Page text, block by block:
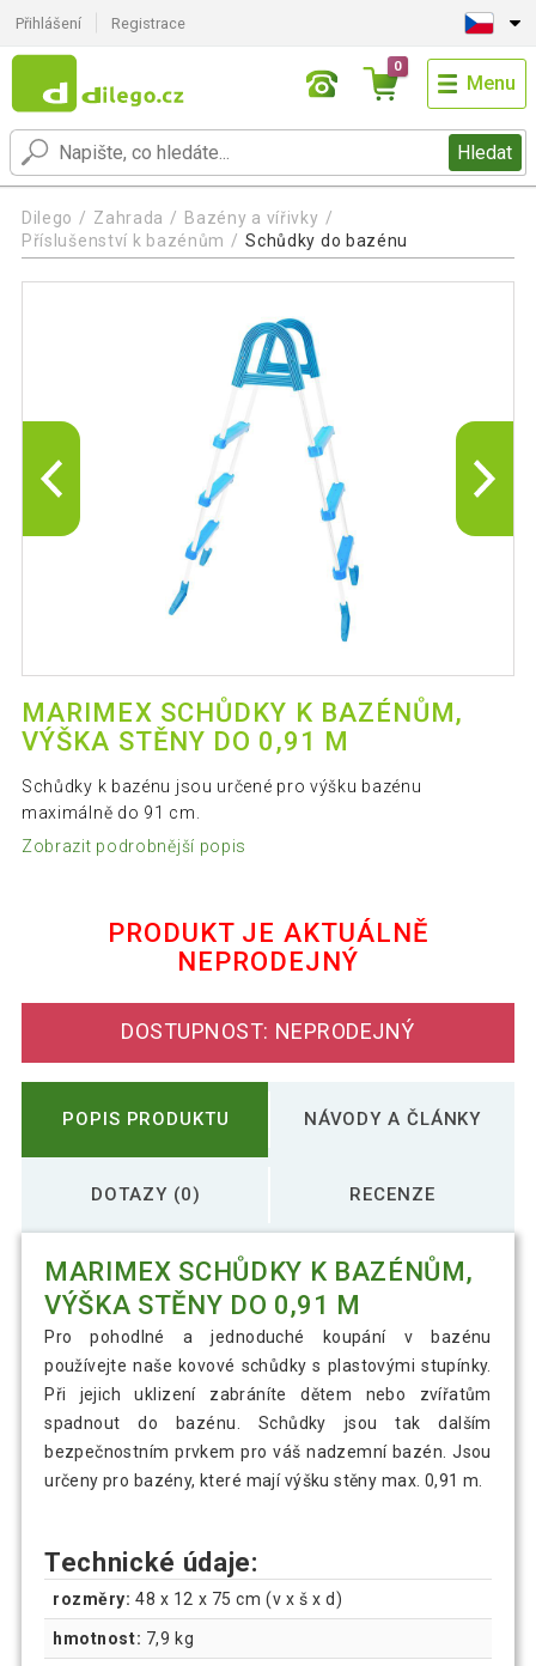
Přihlášení Registrace
Hledat
0
Menu
Dilego Zahrada
Bazény a vířivky
Příslušenství k bazénům
Schůdky do bazénu
MARIMEX SCHŮDKY K BAZÉNŮM,
VÝŠKA STĚNY DO 0,91 M
Schůdky k bazénu jsou určené pro výšku bazénu
maximálně do 91 cm.
Zobrazit podrobnější popis
PRODUKT JE AKTUÁLNĚ
NEPRODEJNÝ
DOSTUPNOST: NEPRODEJNÝ
POPIS PRODUKTU NÁVODY A ČLÁNKY
DOTAZY (0) RECENZE
MARIMEX SCHŮDKY K BAZÉNŮM,
VÝŠKA STĚNY DO 0,91 M
Pro pohodlné a jednoduché koupání v bazénu
používejte naše kovové schůdky s plastovými stupínky.
Při jejich uklizení zabráníte dětem nebo zvířatům
spadnout do bazénu. Schůdky jsou tak dalším
bezpečnostním prvkem pro váš nadzemní bazén. Jsou
určeny pro bazény, které mají výšku stěny max. 0,91 m.
Technické údaje:
rozměry: 48 x 12 x 75 cm (v x š x d)
hmotnost: 7,9 kg